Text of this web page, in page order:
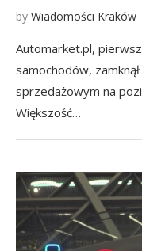
by Wiadomości Kraków
Automarket.pl,
samochodów,
sprzedażowym na
Większość…